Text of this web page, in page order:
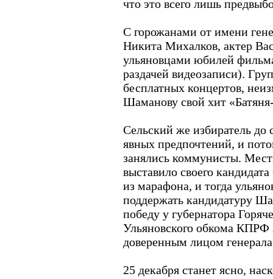
что это всего лишь
С горожанами от имени
Никита Михалков, актер
ульяновцами юбилей
раздачей видеозаписи).
бесплатных концертов,
Шаманову свой хит
Сельский же избиратель до
явных предпочтений, и
занялись коммунисты.
выставило своего
из марафона, и тогда
поддержать кандидатуру
победу у губернатора
Ульяновского обкома КПРФ
доверенным лицом
25 декабря станет ясно,